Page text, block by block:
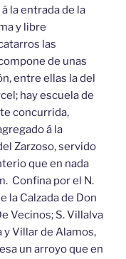
la entrada de la
y libre
las
de unas
entre ellas la del
hay escuela de
concurrida,
á la
Zarzoso, servido
que en nada
Confina por el N.
la Calzada de Don
Vecinos; S. Villalva
y Villar de Alamos,
un arroyo que en